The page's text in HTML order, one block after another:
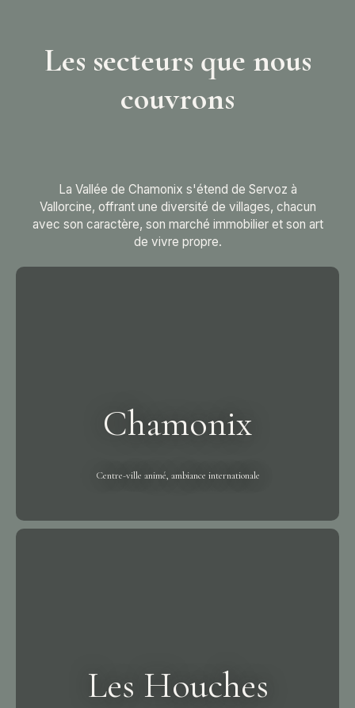
Les secteurs que nous
couvrons
La Vallée de Chamonix s'étend de Servoz à
Vallorcine, offrant une diversité de villages, chacun
avec son caractère, son marché immobilier et son art
de vivre propre.
Chamonix
Centre-ville animé, ambiance internationale
Les Houches